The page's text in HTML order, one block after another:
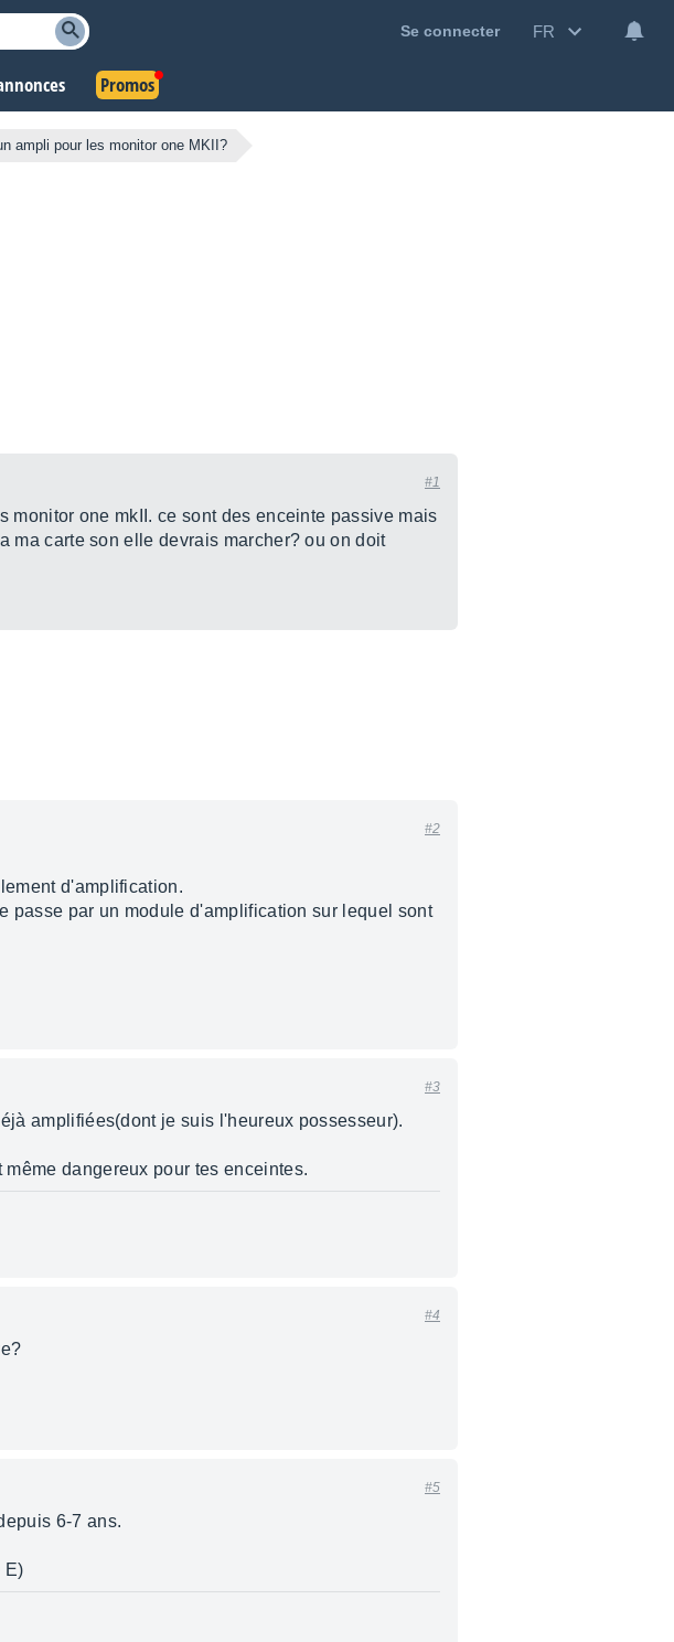
Se connecter FR
Promos
ampli pour les monitor one MKII?
#1
one mkII. ce sont des enceinte passive mais
ma carte son elle devrais marcher? ou on doit
#2
d'amplification.
passe par un module d'amplification sur lequel sont
#3
amplifiées(dont je suis l'heureux possesseur).
dangereux pour tes enceintes.
#4
#5
6-7 ans.
E)